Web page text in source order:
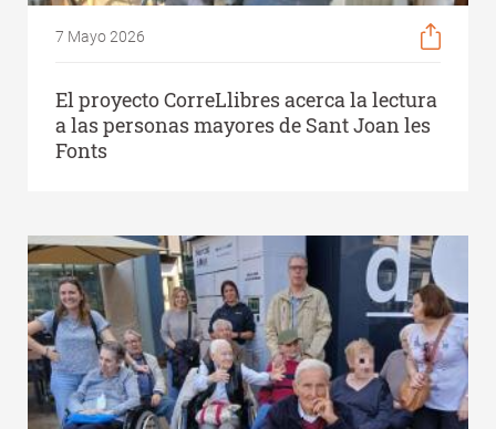
7 Mayo 2026
El proyecto CorreLlibres acerca la lectura
a las personas mayores de Sant Joan les
Fonts